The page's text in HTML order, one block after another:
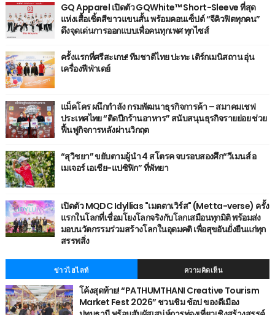
GQ Apparel เปิดตัว GQWhite™ Short-Sleeve ที่สุด
แห่งเสื้อเชิ้ตสีขาวแขนสั้น พร้อมคอนเซ็ปต์ “จีคิวฟิตทุกคน”
ดึงจุดเด่นการออกแบบเพื่อคนทุกเพศ ทุกไซส์
ครั้งแรกที่ศรีสะเกษ! ทีมชาติไทย ปะทะ เติร์กเมนิสถาน อุ่น
เครื่องฟีฟ่าเดย์
แม็คโคร ผนึกกำลัง กรมพัฒนาธุรกิจการค้า – สมาคมเชฟ
ประเทศไทย “ติดปีกร้านอาหาร” สนับสนุนธุรกิจรายย่อย ช่วย
ฟื้นฟูกิจการหลังผ่านวิกฤต
“สุวิชยา” ขยับตามผู้นำ 4 สโตรค จบรอบสองศึก“วีเมนส์ อ
เมเจอร์ เอเชีย-แปซิฟิก” ที่พัทยา
เปิดตัว MQDC Idyllias "เมตตาเวิร์ส" (Metta-verse) ครั้ง
แรกในโลกที่เชื่อมโยงโลกจริงกับโลกเสมือนทุกมิติ พร้อมส่ง
มอบนวัตกรรมร่วมสร้างโลกในอุดมคติ เพื่อสุขอันยั่งยืนแก่ทุก
สรรพสิ่ง
ข่าวไฮไลท์ ความคิดเห็น
โค้งสุดท้าย! “PATHUMTHANI Creative Tourism
Market Fest 2026” ชวนชิม ช้อป ของดีเมือง